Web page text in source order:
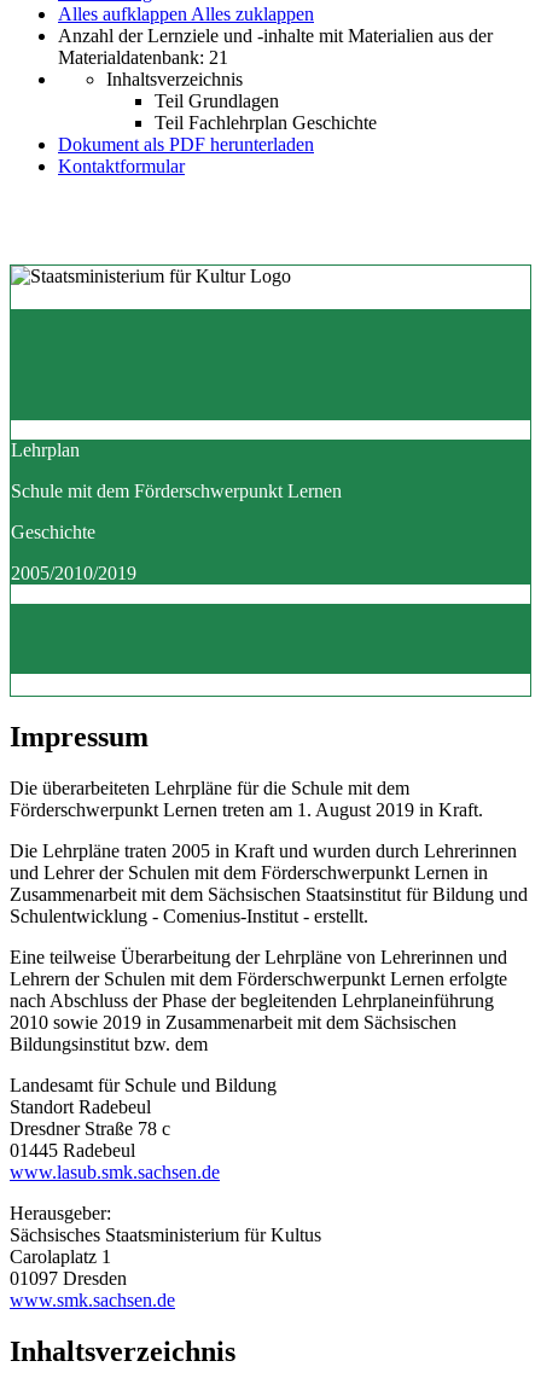
Alles aufklappen Alles zuklappen
Anzahl der Lernziele und -inhalte mit Materialien aus der
Materialdatenbank: 21
Inhaltsverzeichnis
Teil Grundlagen
Teil Fachlehrplan Geschichte
Dokument als PDF herunterladen
Kontaktformular
Lehrplan
Schule mit dem Förderschwerpunkt Lernen
Geschichte
2005/2010/2019
Impressum
Die überarbeiteten Lehrpläne für die Schule mit dem
Förderschwerpunkt Lernen treten am 1. August 2019 in Kraft.
Die Lehrpläne traten 2005 in Kraft und wurden durch Lehrerinnen
und Lehrer der Schulen mit dem Förderschwerpunkt Lernen in
Zusammenarbeit mit dem Sächsischen Staatsinstitut für Bildung und
Schulentwicklung - Comenius-Institut - erstellt.
Eine teilweise Überarbeitung der Lehrpläne von Lehrerinnen und
Lehrern der Schulen mit dem Förderschwerpunkt Lernen erfolgte
nach Abschluss der Phase der begleitenden Lehrplaneinführung
2010 sowie 2019 in Zusammenarbeit mit dem Sächsischen
Bildungsinstitut bzw. dem
Landesamt für Schule und Bildung
Standort Radebeul
Dresdner Straße 78 c
01445 Radebeul
www.lasub.smk.sachsen.de
Herausgeber:
Sächsisches Staatsministerium für Kultus
Carolaplatz 1
01097 Dresden
www.smk.sachsen.de
Inhaltsverzeichnis